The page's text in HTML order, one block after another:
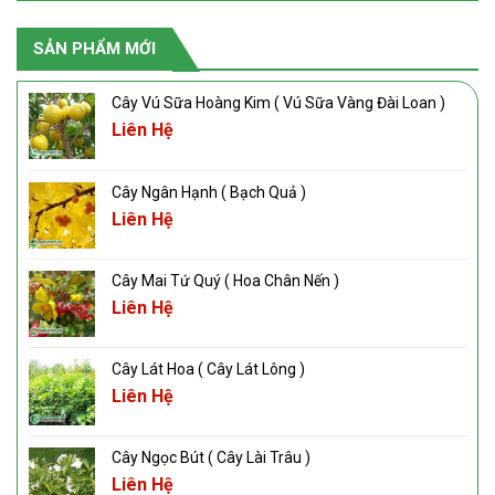
SẢN PHẨM MỚI
Cây Vú Sữa Hoàng Kim ( Vú Sữa Vàng Đài Loan )
Liên Hệ
Cây Ngân Hạnh ( Bạch Quả )
Liên Hệ
Cây Mai Tứ Quý ( Hoa Chân Nến )
Liên Hệ
Cây Lát Hoa ( Cây Lát Lông )
Liên Hệ
Cây Ngọc Bút ( Cây Lài Trâu )
Liên Hệ